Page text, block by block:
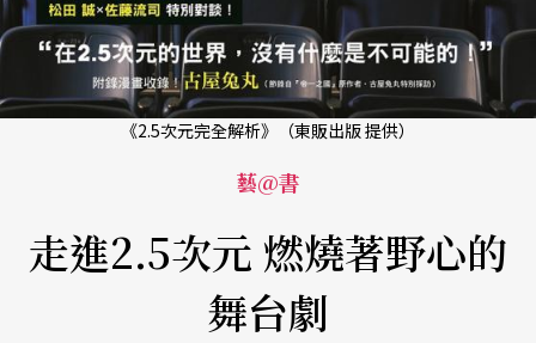
《2.5次元完全解析》（東販出版 提供）
藝@書
走進2.5次元 燃燒著野心的
舞台劇